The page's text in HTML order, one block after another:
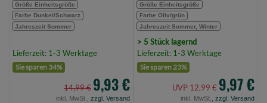
Größe Einheitsgröße
Farbe Dunkel/Schwarz
Jahreszeit Sommer
Lieferzeit: 1-3 Werktage
Sie sparen 34%
14,99 € 9,93 €
inkl. MwSt., zzgl. Versand
Größe Einheitsgröße
Farbe Oliv/grün
Jahreszeit Sommer, Winter
> 5 Stück lagernd
Lieferzeit: 1-3 Werktage
Sie sparen 23%
UVP 12,99 € 9,97 €
inkl. MwSt., zzgl. Versand